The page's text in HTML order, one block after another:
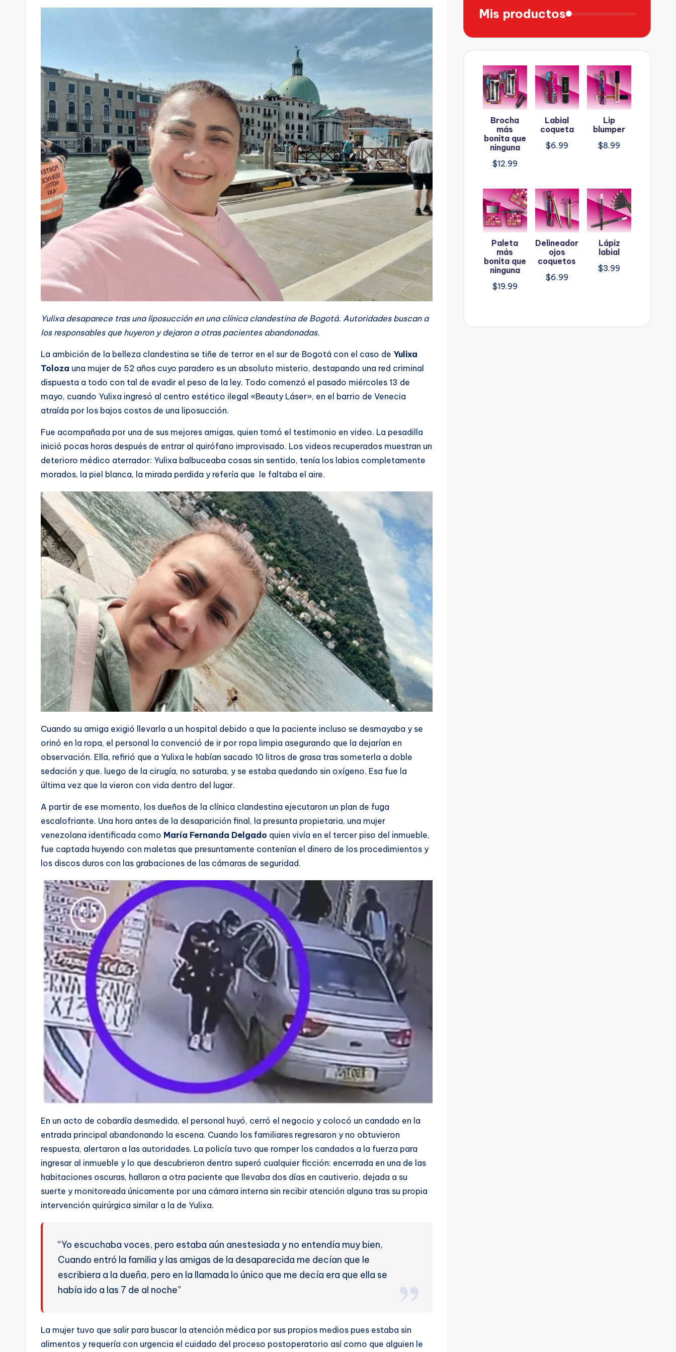
Yulixa desaparece tras una liposucción en una clínica clandestina de Bogotá. Autoridades buscan a
los responsables que huyeron y dejaron a otras pacientes abandonadas.
La ambición de la belleza clandestina se tiñe de terror en el sur de Bogotá con el caso de Yulixa
Toloza una mujer de 52 años cuyo paradero es un absoluto misterio, destapando una red criminal
dispuesta a todo con tal de evadir el peso de la ley. Todo comenzó el pasado miércoles 13 de
mayo, cuando Yulixa ingresó al centro estético ilegal «Beauty Láser», en el barrio de Venecia
atraída por los bajos costos de una liposucción.
Fue acompañada por una de sus mejores amigas, quien tomó el testimonio en video. La pesadilla
inició pocas horas después de entrar al quirófano improvisado. Los videos recuperados muestran un
deterioro médico aterrador: Yulixa balbuceaba cosas sin sentido, tenía los labios completamente
morados, la piel blanca, la mirada perdida y refería que le faltaba el aire.
Cuando su amiga exigió llevarla a un hospital debido a que la paciente incluso se desmayaba y se
orinó en la ropa, el personal la convenció de ir por ropa limpia asegurando que la dejarían en
observación. Ella, refirió que a Yulixa le habían sacado 10 litros de grasa tras someterla a doble
sedación y que, luego de la cirugía, no saturaba, y se estaba quedando sin oxígeno. Esa fue la
última vez que la vieron con vida dentro del lugar.
A partir de ese momento, los dueños de la clínica clandestina ejecutaron un plan de fuga
escalofriante. Una hora antes de la desaparición final, la presunta propietaria, una mujer
venezolana identificada como María Fernanda Delgado quien vivía en el tercer piso del inmueble,
fue captada huyendo con maletas que presuntamente contenían el dinero de los procedimientos y
los discos duros con las grabaciones de las cámaras de seguridad.
En un acto de cobardía desmedida, el personal huyó, cerró el negocio y colocó un candado en la
entrada principal abandonando la escena. Cuando los familiares regresaron y no obtuvieron
respuesta, alertaron a las autoridades. La policía tuvo que romper los candados a la fuerza para
ingresar al inmueble y lo que descubrieron dentro superó cualquier ficción: encerrada en una de las
habitaciones oscuras, hallaron a otra paciente que llevaba dos días en cautiverio, dejada a su
suerte y monitoreada únicamente por una cámara interna sin recibir atención alguna tras su propia
intervención quirúrgica similar a la de Yulixa.
“Yo escuchaba voces, pero estaba aún anestesiada y no entendía muy bien,
Cuando entró la familia y las amigas de la desaparecida me decían que le
escribiera a la dueña, pero en la llamada lo único que me decía era que ella se
había ido a las 7 de al noche”
La mujer tuvo que salir para buscar la atención médica por sus propios medios pues estaba sin
alimentos y requería con urgencia el cuidado del proceso postoperatorio así como que alguien le
Mis productos
Brocha
más
bonita que
ninguna
$12.99
Labial
coqueta
$6.99
Lip
blumper
$8.99
Paleta
más
bonita que
ninguna
$19.99
Delineador
ojos
coquetos
$6.99
Lápiz
labial
$3.99